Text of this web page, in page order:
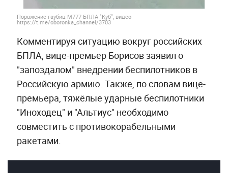
Поражение гаубиц M777 БПЛА "Куб", видео
https://t.me/oboronka_channel/3703
Комментируя ситуацию вокруг российских
БПЛА, вице-премьер Борисов заявил о
"запоздалом" внедрении беспилотников в
Российскую армию. Также, по словам вице-
премьера, тяжёлые ударные беспилотники
"Иноходец" и "Альтиус" необходимо
совместить с противокорабельными
ракетами.